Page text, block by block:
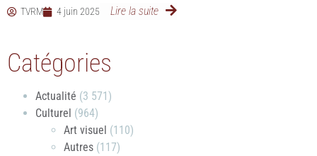
TVRM 4 juin 2025 Lire la suite
Catégories
Actualité (3 571)
Culturel (964)
Art visuel (110)
Autres (117)